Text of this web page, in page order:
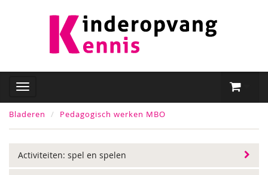
Bladeren Pedagogisch werken MBO
Activiteiten: spel en spelen